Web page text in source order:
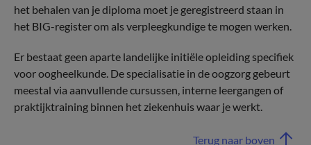
het behalen van je diploma moet je geregistreerd staan in
het BIG-register om als verpleegkundige te mogen werken.
Er bestaat geen aparte landelijke initiële opleiding specifiek
voor oogheelkunde. De specialisatie in de oogzorg gebeurt
meestal via aanvullende cursussen, interne leergangen of
praktijktraining binnen het ziekenhuis waar je werkt.
Terug naar boven